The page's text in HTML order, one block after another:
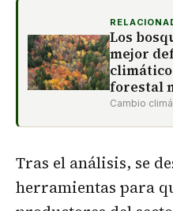
Los
mejor
forestal
Cambio
Tras el análisis, se
herramientas para